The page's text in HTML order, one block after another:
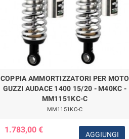
COPPIA AMMORTIZZATORI PER MOTO
GUZZI AUDACE 1400 15/20 - M40KC -
MM1151KC-C
MM1151KC-C
1.783,00 €
AGGIUNGI